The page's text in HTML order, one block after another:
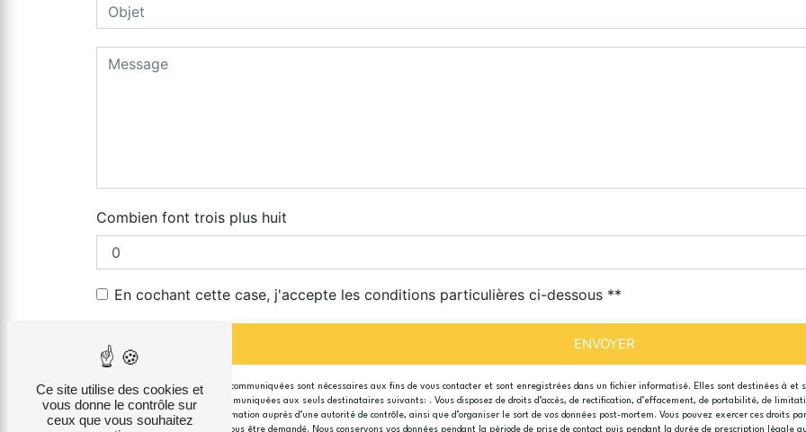
Combien font trois plus huit
En cochant cette case, j'accepte les conditions particulières ci-dessous **
ENVOYER
** Les données personnelles communiquées sont nécessaires aux fins de vous contacter et sont enregistrées dans un fichier informatisé. Elles sont destinées à
données collectées seront communiquées aux seuls destinataires suivants: . Vous disposez de droits d’accès, de rectification, d’effacement, de portabilité, de
du droit d’introduire une réclamation auprès d’une autorité de contrôle, ainsi que d’organiser le sort de vos données post-mortem. Vous pouvez exercer ces droits
justificatif d'identité pourra vous être demandé. Nous conservons vos données pendant la période de prise de contact puis pendant la durée de prescription légale
Ce site utilise des cookies et
vous donne le contrôle sur
ceux que vous souhaitez